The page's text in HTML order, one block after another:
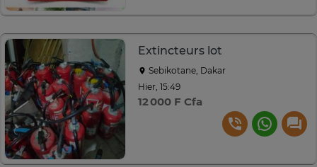
Extincteurs lot
Sebikotane, Dakar
Hier, 15:49
12 000 F Cfa